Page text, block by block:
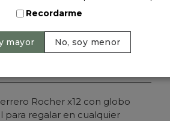
Agregar al carrito
Rocher x12 con globo
para regalar en cualquier
Recordarme